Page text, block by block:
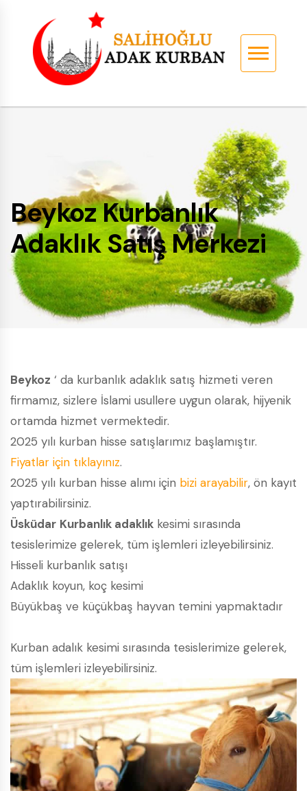
Beykoz Kurbanlık
Adaklık Satış Merkezi
Beykoz ‘ da kurbanlık adaklık satış hizmeti veren
firmamız, sizlere İslami usullere uygun olarak, hijyenik
ortamda hizmet vermektedir.
2025 yılı kurban hisse satışlarımız başlamıştır.
Fiyatlar için tıklayınız.
2025 yılı kurban hisse alımı için bizi arayabilir, ön kayıt
yaptırabilirsiniz.
Üsküdar Kurbanlık adaklık kesimi sırasında
tesislerimize gelerek, tüm işlemleri izleyebilirsiniz.
Hisseli kurbanlık satışı
Adaklık koyun, koç kesimi
Büyükbaş ve küçükbaş hayvan temini yapmaktadır
Kurban adalık kesimi sırasında tesislerimize gelerek,
tüm işlemleri izleyebilirsiniz.